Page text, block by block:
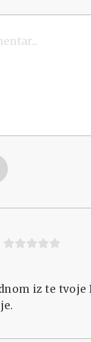
iz te